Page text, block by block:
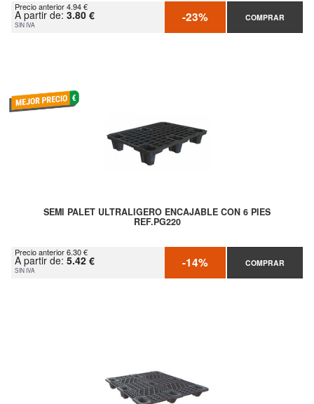
Precio anterior 4.94 €
A partir de: 3.80 €
SIN IVA -23% COMPRAR
SEMI PALET ULTRALIGERO ENCAJABLE CON 6 PIES
REF.PG220
Precio anterior 6.30 €
A partir de: 5.42 €
SIN IVA -14% COMPRAR